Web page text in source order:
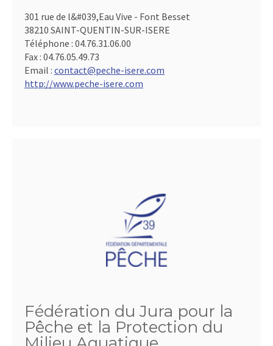
301 rue de l&#039,Eau Vive - Font Besset
38210 SAINT-QUENTIN-SUR-ISERE
Téléphone : 04.76.31.06.00
Fax : 04.76.05.49.73
Email : contact@peche-isere.com
http://www.peche-isere.com
Fédération du Jura pour la
Pêche et la Protection du